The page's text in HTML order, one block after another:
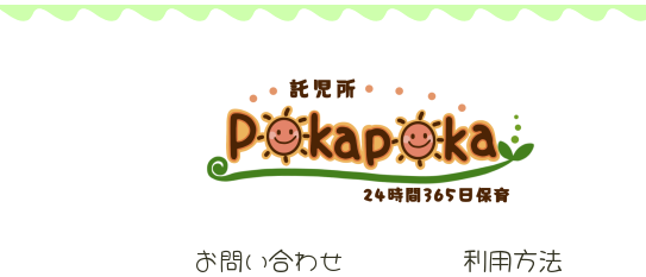
お問い合わせ 利用方法